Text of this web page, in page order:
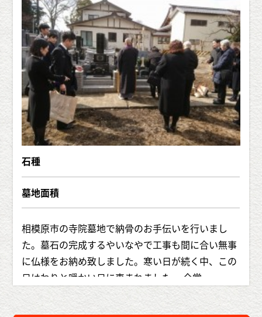
石種
墓地面積
相模原市の寺院墓地で納骨のお手伝いを行いまし
た。墓石の完成するやいなやで工事も間に合い無事
に仏様をお納め致しました。寒い日が続く中、この
日はわりと暖かい日に恵まれました。 合掌
佐藤石材では、納骨のお手伝い
も承っております。
詳しくはこちら